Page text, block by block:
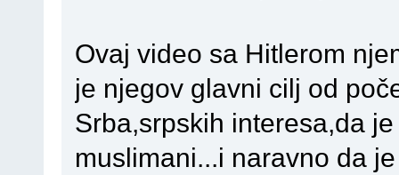
Ovaj video sa Hitlerom
je njegov glavni cilj od
Srba,srpskih interesa,da
muslimani...i naravno da